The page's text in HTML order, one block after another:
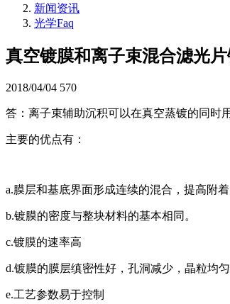
新闻资讯
光学Faq
真空镀膜和离子束混合滤光
2018/04/04 570
答： 离子束辅助沉积可以在真空蒸镀的同时
主要的优点有：
a.膜层和基底界面形成连续的混合，提高附着
b.镀膜的密度与整块材料的基本相同。
c.镀膜的速率高
d.镀膜的膜层缜密性好，孔洞减少，晶粒均
e.工艺参数易于控制